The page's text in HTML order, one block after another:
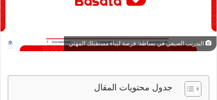
التدريب الصيفي في بساطة: فرصة لبناء مستقبلك المهني
جدول محتويات المقال